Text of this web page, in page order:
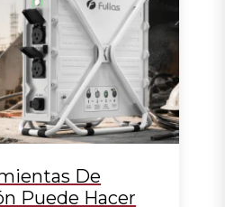
De
Puede Hacer